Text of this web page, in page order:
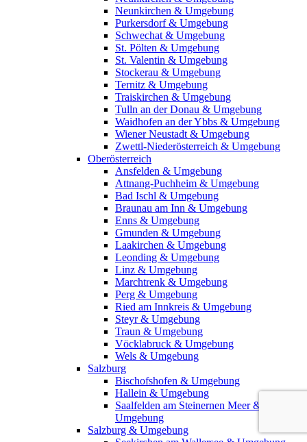
Neunkirchen & Umgebung
Purkersdorf & Umgebung
Schwechat & Umgebung
St. Pölten & Umgebung
St. Valentin & Umgebung
Stockerau & Umgebung
Ternitz & Umgebung
Traiskirchen & Umgebung
Tulln an der Donau & Umgebung
Waidhofen an der Ybbs & Umgebung
Wiener Neustadt & Umgebung
Zwettl-Niederösterreich & Umgebung
Oberösterreich
Ansfelden & Umgebung
Attnang-Puchheim & Umgebung
Bad Ischl & Umgebung
Braunau am Inn & Umgebung
Enns & Umgebung
Gmunden & Umgebung
Laakirchen & Umgebung
Leonding & Umgebung
Linz & Umgebung
Marchtrenk & Umgebung
Perg & Umgebung
Ried am Innkreis & Umgebung
Steyr & Umgebung
Traun & Umgebung
Vöcklabruck & Umgebung
Wels & Umgebung
Salzburg
Bischofshofen & Umgebung
Hallein & Umgebung
Saalfelden am Steinernen Meer &
Umgebung
Salzburg & Umgebung